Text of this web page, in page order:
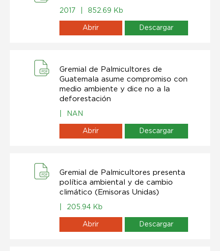
2017 852.69 Kb
Abrir Descargar
Gremial de Palmicultores de
Guatemala asume compromiso con
medio ambiente y dice no a la
deforestación
NAN
Abrir Descargar
Gremial de Palmicultores presenta
política ambiental y de cambio
climático (Emisoras Unidas)
205.94 Kb
Abrir Descargar